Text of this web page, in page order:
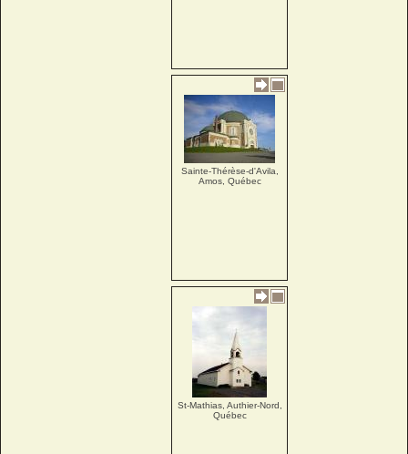
Sainte-Thérèse-d'Avila,
Amos, Québec
St-Mathias, Authier-Nord,
Québec